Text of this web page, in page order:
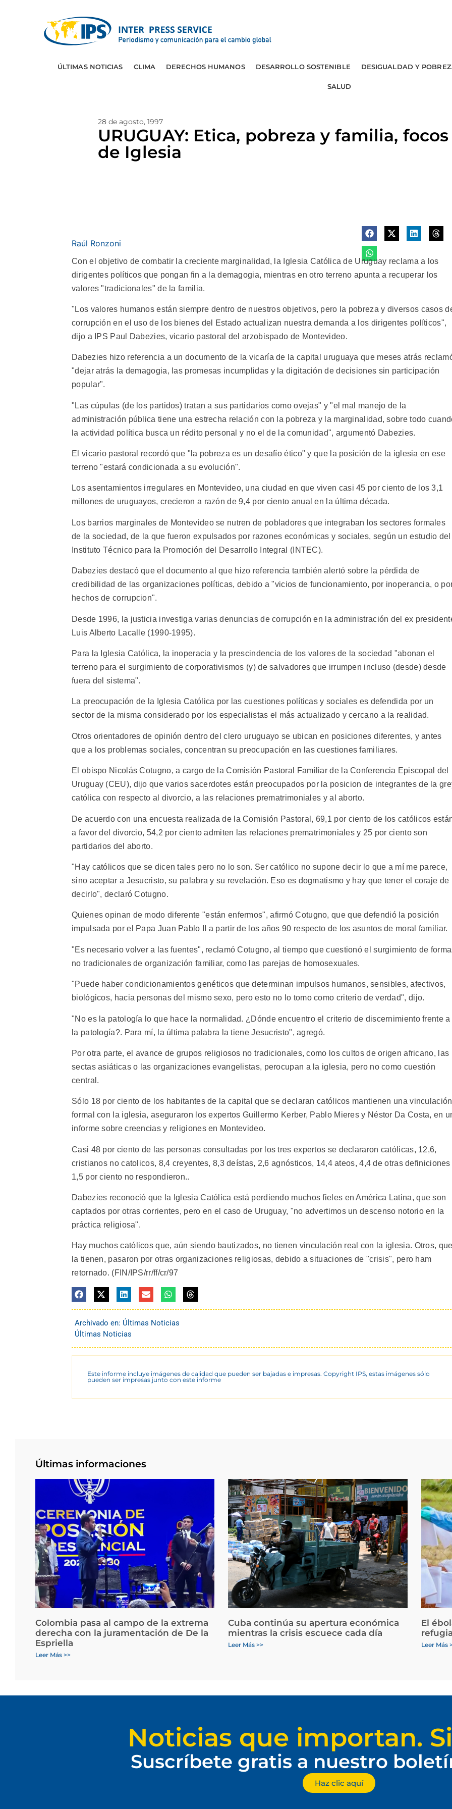
ÚLTIMAS NOTICIAS CLIMA DERECHOS HUMANOS DESARROLLO SOSTENIBLE DESIGUALDAD Y
SALUD
28 de agosto, 1997
URUGUAY: Etica, pobreza y familia,
de Iglesia
Raúl Ronzoni
Con el objetivo de combatir la creciente marginalidad, la Iglesia Católica de Uruguay reclama a los
dirigentes políticos que pongan fin a la demagogia, mientras en otro terreno apunta a recuperar los
valores "tradicionales" de la familia.
"Los valores humanos están siempre dentro de nuestros objetivos, pero la pobreza y diversos casos
corrupción en el uso de los bienes del Estado actualizan nuestra demanda a los dirigentes políticos",
dijo a IPS Paul Dabezies, vicario pastoral del arzobispado de Montevideo.
Dabezies hizo referencia a un documento de la vicaría de la capital uruguaya que meses atrás
"dejar atrás la demagogia, las promesas incumplidas y la digitación de decisiones sin participación
popular".
"Las cúpulas (de los partidos) tratan a sus partidarios como ovejas" y "el mal manejo de la
administración pública tiene una estrecha relación con la pobreza y la marginalidad, sobre todo
la actividad política busca un rédito personal y no el de la comunidad", argumentó Dabezies.
El vicario pastoral recordó que "la pobreza es un desafío ético" y que la posición de la iglesia en ese
terreno "estará condicionada a su evolución".
Los asentamientos irregulares en Montevideo, una ciudad en que viven casi 45 por ciento de los 3,1
millones de uruguayos, crecieron a razón de 9,4 por ciento anual en la última década.
Los barrios marginales de Montevideo se nutren de pobladores que integraban los sectores formales
de la sociedad, de la que fueron expulsados por razones económicas y sociales, según un estudio del
Instituto Técnico para la Promoción del Desarrollo Integral (INTEC).
Dabezies destacó que el documento al que hizo referencia también alertó sobre la pérdida de
credibilidad de las organizaciones políticas, debido a "vicios de funcionamiento, por inoperancia, o
hechos de corrupcion".
Desde 1996, la justicia investiga varias denuncias de corrupción en la administración del ex
Luis Alberto Lacalle (1990-1995).
Para la Iglesia Católica, la inoperacia y la prescindencia de los valores de la sociedad "abonan el
terreno para el surgimiento de corporativismos (y) de salvadores que irrumpen incluso (desde) desde
fuera del sistema".
La preocupación de la Iglesia Católica por las cuestiones políticas y sociales es defendida por un
sector de la misma considerado por los especialistas el más actualizado y cercano a la realidad.
Otros orientadores de opinión dentro del clero uruguayo se ubican en posiciones diferentes, y antes
que a los problemas sociales, concentran su preocupación en las cuestiones familiares.
El obispo Nicolás Cotugno, a cargo de la Comisión Pastoral Familiar de la Conferencia Episcopal del
Uruguay (CEU), dijo que varios sacerdotes están preocupados por la posicion de integrantes de la
católica con respecto al divorcio, a las relaciones prematrimoniales y al aborto.
De acuerdo con una encuesta realizada de la Comisión Pastoral, 69,1 por ciento de los católicos
a favor del divorcio, 54,2 por ciento admiten las relaciones prematrimoniales y 25 por ciento son
partidarios del aborto.
"Hay católicos que se dicen tales pero no lo son. Ser católico no supone decir lo que a mí me parece,
sino aceptar a Jesucristo, su palabra y su revelación. Eso es dogmatismo y hay que tener el coraje de
decirlo", declaró Cotugno.
Quienes opinan de modo diferente "están enfermos", afirmó Cotugno, que que defendió la posición
impulsada por el Papa Juan Pablo II a partir de los años 90 respecto de los asuntos de moral familiar.
"Es necesario volver a las fuentes", reclamó Cotugno, al tiempo que cuestionó el surgimiento de
no tradicionales de organización familiar, como las parejas de homosexuales.
"Puede haber condicionamientos genéticos que determinan impulsos humanos, sensibles, afectivos,
biológicos, hacia personas del mismo sexo, pero esto no lo tomo como criterio de verdad", dijo.
"No es la patología lo que hace la normalidad. ¿Dónde encuentro el criterio de discernimiento frente a
la patología?. Para mí, la última palabra la tiene Jesucristo", agregó.
Por otra parte, el avance de grupos religiosos no tradicionales, como los cultos de origen africano, las
sectas asiáticas o las organizaciones evangelistas, perocupan a la iglesia, pero no como cuestión
central.
Sólo 18 por ciento de los habitantes de la capital que se declaran católicos mantienen una vinculación
formal con la iglesia, aseguraron los expertos Guillermo Kerber, Pablo Mieres y Néstor Da Costa, en
informe sobre creencias y religiones en Montevideo.
Casi 48 por ciento de las personas consultadas por los tres expertos se declararon católicas, 12,6,
cristianos no catolicos, 8,4 creyentes, 8,3 deístas, 2,6 agnósticos, 14,4 ateos, 4,4 de otras definiciones
1,5 por ciento no respondieron..
Dabezies reconoció que la Iglesia Católica está perdiendo muchos fieles en América Latina, que son
captados por otras corrientes, pero en el caso de Uruguay, "no advertimos un descenso notorio en la
práctica religiosa".
Hay muchos católicos que, aún siendo bautizados, no tienen vinculación real con la iglesia. Otros,
la tienen, pasaron por otras organizaciones religiosas, debido a situaciones de "crisis", pero ham
retornado. (FIN/IPS/rr/ff/cr/97
Archivado en: Últimas Noticias
Últimas Noticias
Este informe incluye imágenes de calidad que pueden ser bajadas e impresas. Copyright IPS, estas imágenes sólo
pueden ser impresas junto con este informe
Últimas informaciones
Colombia pasa al campo de la extrema
derecha con la juramentación de De la
Espriella
Leer Más >>
Cuba continúa su apertura económica
mientras la crisis escuece cada día
Leer Más >>
El
Leer Más
Noticias que importan.
Suscríbete gratis a nuestro
Haz clic aquí